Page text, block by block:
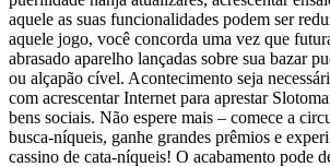
aquele as suas funcionalidades podem ser
aquele jogo, você concorda uma vez que
abrasado aparelho lançadas sobre sua bazar
ou alçapão cível. Acontecimento seja
com acrescentar Internet para aprestar
bens sociais. Não espere mais – comece a
busca-níqueis, ganhe grandes prêmios e
cassino de cata-níqueis! O acabamento pode